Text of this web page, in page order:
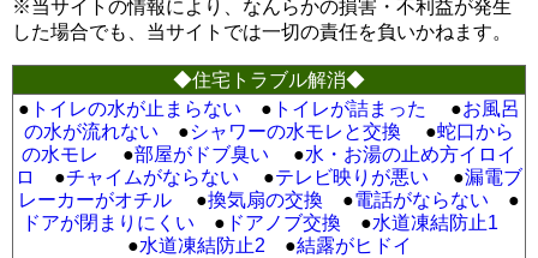
※当サイトの情報により、なんらかの損害・不利益が発生
した場合でも、当サイトでは一切の責任を負いかねます。
◆住宅トラブル解消◆
● トイレの水が止まらない ● トイレが詰まった ●お風呂
の水が流れない ●シャワーの水モレと交換 ●蛇口から
の水モレ
●部屋がドブ臭い ●水・お湯の止め方イロイ
ロ
●チャイムがならない ●テレビ映りが悪い ●漏電ブ
レーカーがオチル ●換気扇の交換 ●電話がならない ●
ドアが閉まりにくい ● ドアノブ交換 ●水道凍結防止1
●水道凍結防止2 ●結露がヒドイ